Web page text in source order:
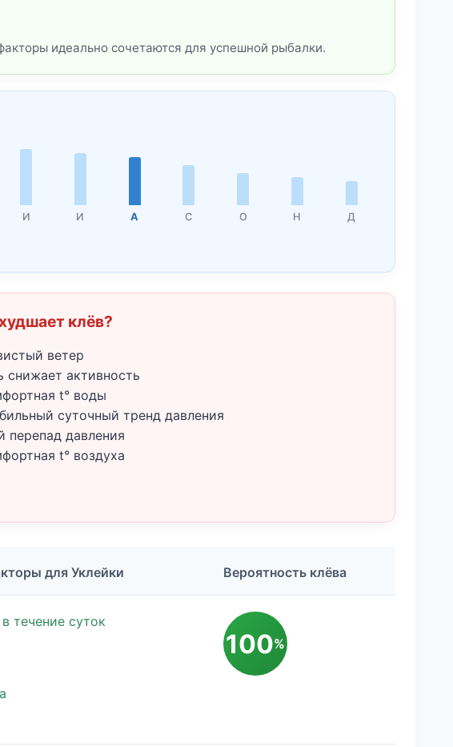
идеально сочетаются для успешной рыбалки.
И И А С О Н Д
клёв?
ветер
активность
t° воды
суточный тренд давления
перепад давления
t° воздуха
для Уклейки Вероятность клёва
течение суток
100%